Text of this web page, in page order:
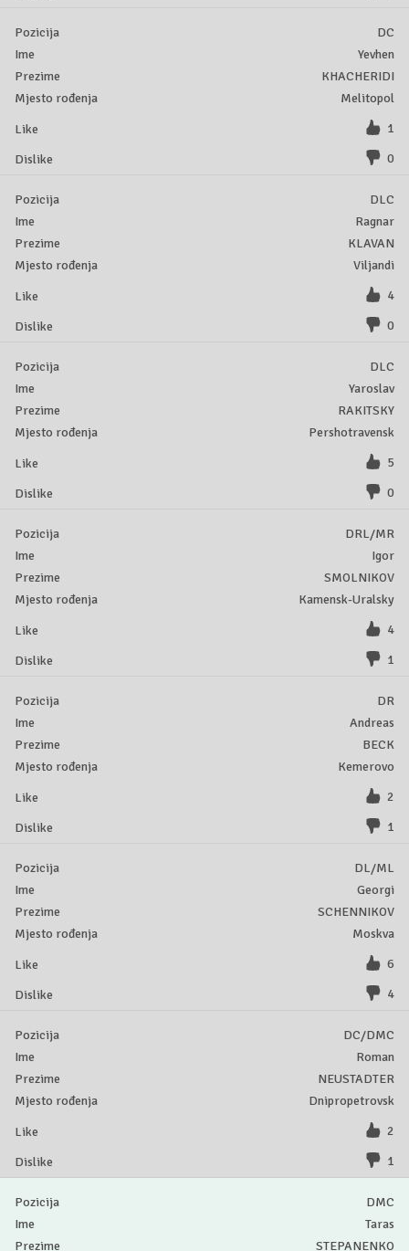
DC
Yevhen
KHACHERIDI
Melitopol
1
0
DLC
Ragnar
KLAVAN
Viljandi
4
0
DLC
Yaroslav
RAKITSKY
Pershotravensk
5
0
DRL/MR
Igor
SMOLNIKOV
Kamensk-Uralsky
4
1
DR
Andreas
BECK
Kemerovo
2
1
DL/ML
Georgi
SCHENNIKOV
Moskva
6
4
DC/DMC
Roman
NEUSTADTER
Dnipropetrovsk
2
1
DMC
Taras
STEPANENKO